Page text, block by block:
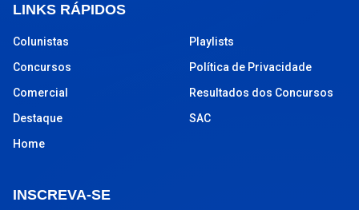
LINKS RÁPIDOS
Colunistas
Concursos
Comercial
Destaque
Home
Playlists
Política de Privacidade
Resultados dos Concursos
SAC
INSCREVA-SE